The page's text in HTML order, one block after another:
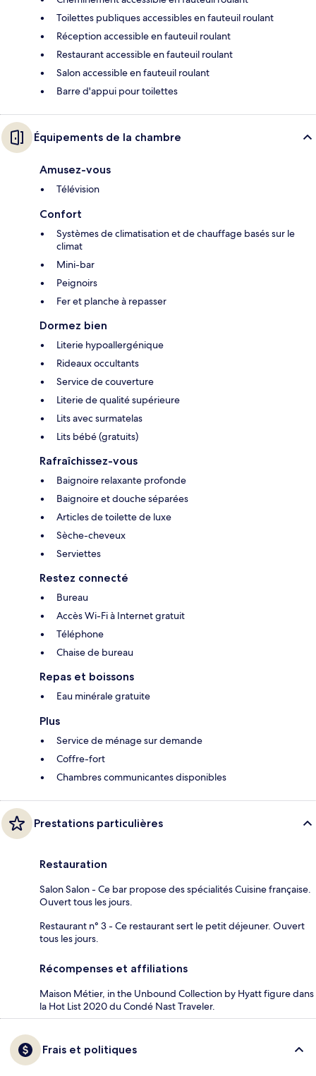
Toilettes publiques accessibles en fauteuil roulant
Réception accessible en fauteuil roulant
Restaurant accessible en fauteuil roulant
Salon accessible en fauteuil roulant
Barre d'appui pour toilettes
Équipements de la chambre
Amusez-vous
Télévision
Confort
Systèmes de climatisation et de chauffage basés sur le
climat
Mini-bar
Peignoirs
Fer et planche à repasser
Dormez bien
Literie hypoallergénique
Rideaux occultants
Service de couverture
Literie de qualité supérieure
Lits avec surmatelas
Lits bébé (gratuits)
Rafraîchissez-vous
Baignoire relaxante profonde
Baignoire et douche séparées
Articles de toilette de luxe
Sèche-cheveux
Serviettes
Restez connecté
Bureau
Accès Wi-Fi à Internet gratuit
Téléphone
Chaise de bureau
Repas et boissons
Eau minérale gratuite
Plus
Service de ménage sur demande
Coffre-fort
Chambres communicantes disponibles
Prestations particulières
Restauration
Salon Salon - Ce bar propose des spécialités Cuisine française.
Ouvert tous les jours.
Restaurant n° 3 - Ce restaurant sert le petit déjeuner. Ouvert
tous les jours.
Récompenses et affiliations
Maison Métier, in the Unbound Collection by Hyatt figure dans
la Hot List 2020 du Condé Nast Traveler.
Frais et politiques